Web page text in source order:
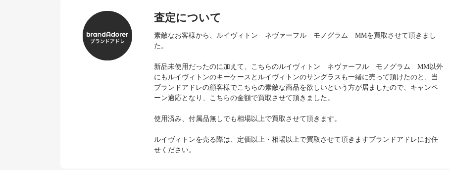
査定について
素敵なお客様から、ルイヴィトン ネヴァーフル モノグラム MMを買取させて頂きまし
た。
新品未使用だったのに加えて、こちらのルイヴィトン ネヴァーフル モノグラム MM以外
にもルイヴィトンのキーケースとルイヴィトンのサングラスも一緒に売って頂けたのと、当
ブランドアドレの顧客様でこちらの素敵な商品を欲しいという方が居ましたので、キャンペ
ーン適応となり、こちらの金額で買取させて頂きました。
使用済み、付属品無しでも相場以上で買取させて頂きます。
ルイヴィトンを売る際は、定価以上・相場以上で買取させて頂きますブランドアドレにお任
せください。